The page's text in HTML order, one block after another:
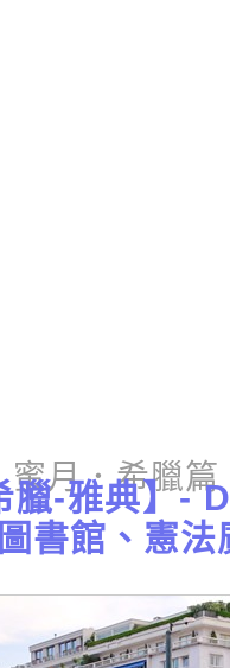
蜜月．希臘篇
臘-雅典】-
書館、憲法